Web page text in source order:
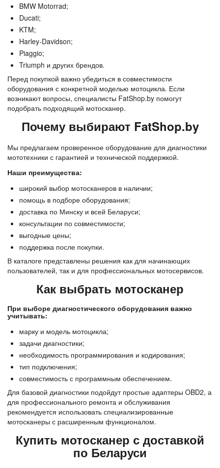
BMW Motorrad;
Ducati;
KTM;
Harley-Davidson;
Piaggio;
Triumph и других брендов.
Перед покупкой важно убедиться в совместимости
оборудования с конкретной моделью мотоцикла. Если
возникают вопросы, специалисты FatShop.by помогут
подобрать подходящий мотосканер.
Почему выбирают FatShop.by
Мы предлагаем проверенное оборудование для диагностики
мототехники с гарантией и технической поддержкой.
Наши преимущества:
широкий выбор мотосканеров в наличии;
помощь в подборе оборудования;
доставка по Минску и всей Беларуси;
консультации по совместимости;
выгодные цены;
поддержка после покупки.
В каталоге представлены решения как для начинающих
пользователей, так и для профессиональных мотосервисов.
Как выбрать мотосканер
При выборе диагностического оборудования важно
учитывать:
марку и модель мотоцикла;
задачи диагностики;
необходимость программирования и кодирования;
тип подключения;
совместимость с программным обеспечением.
Для базовой диагностики подойдут простые адаптеры OBD2, а
для профессионального ремонта и обслуживания
рекомендуется использовать специализированные
мотосканеры с расширенным функционалом.
Купить мотосканер с доставкой
по Беларуси